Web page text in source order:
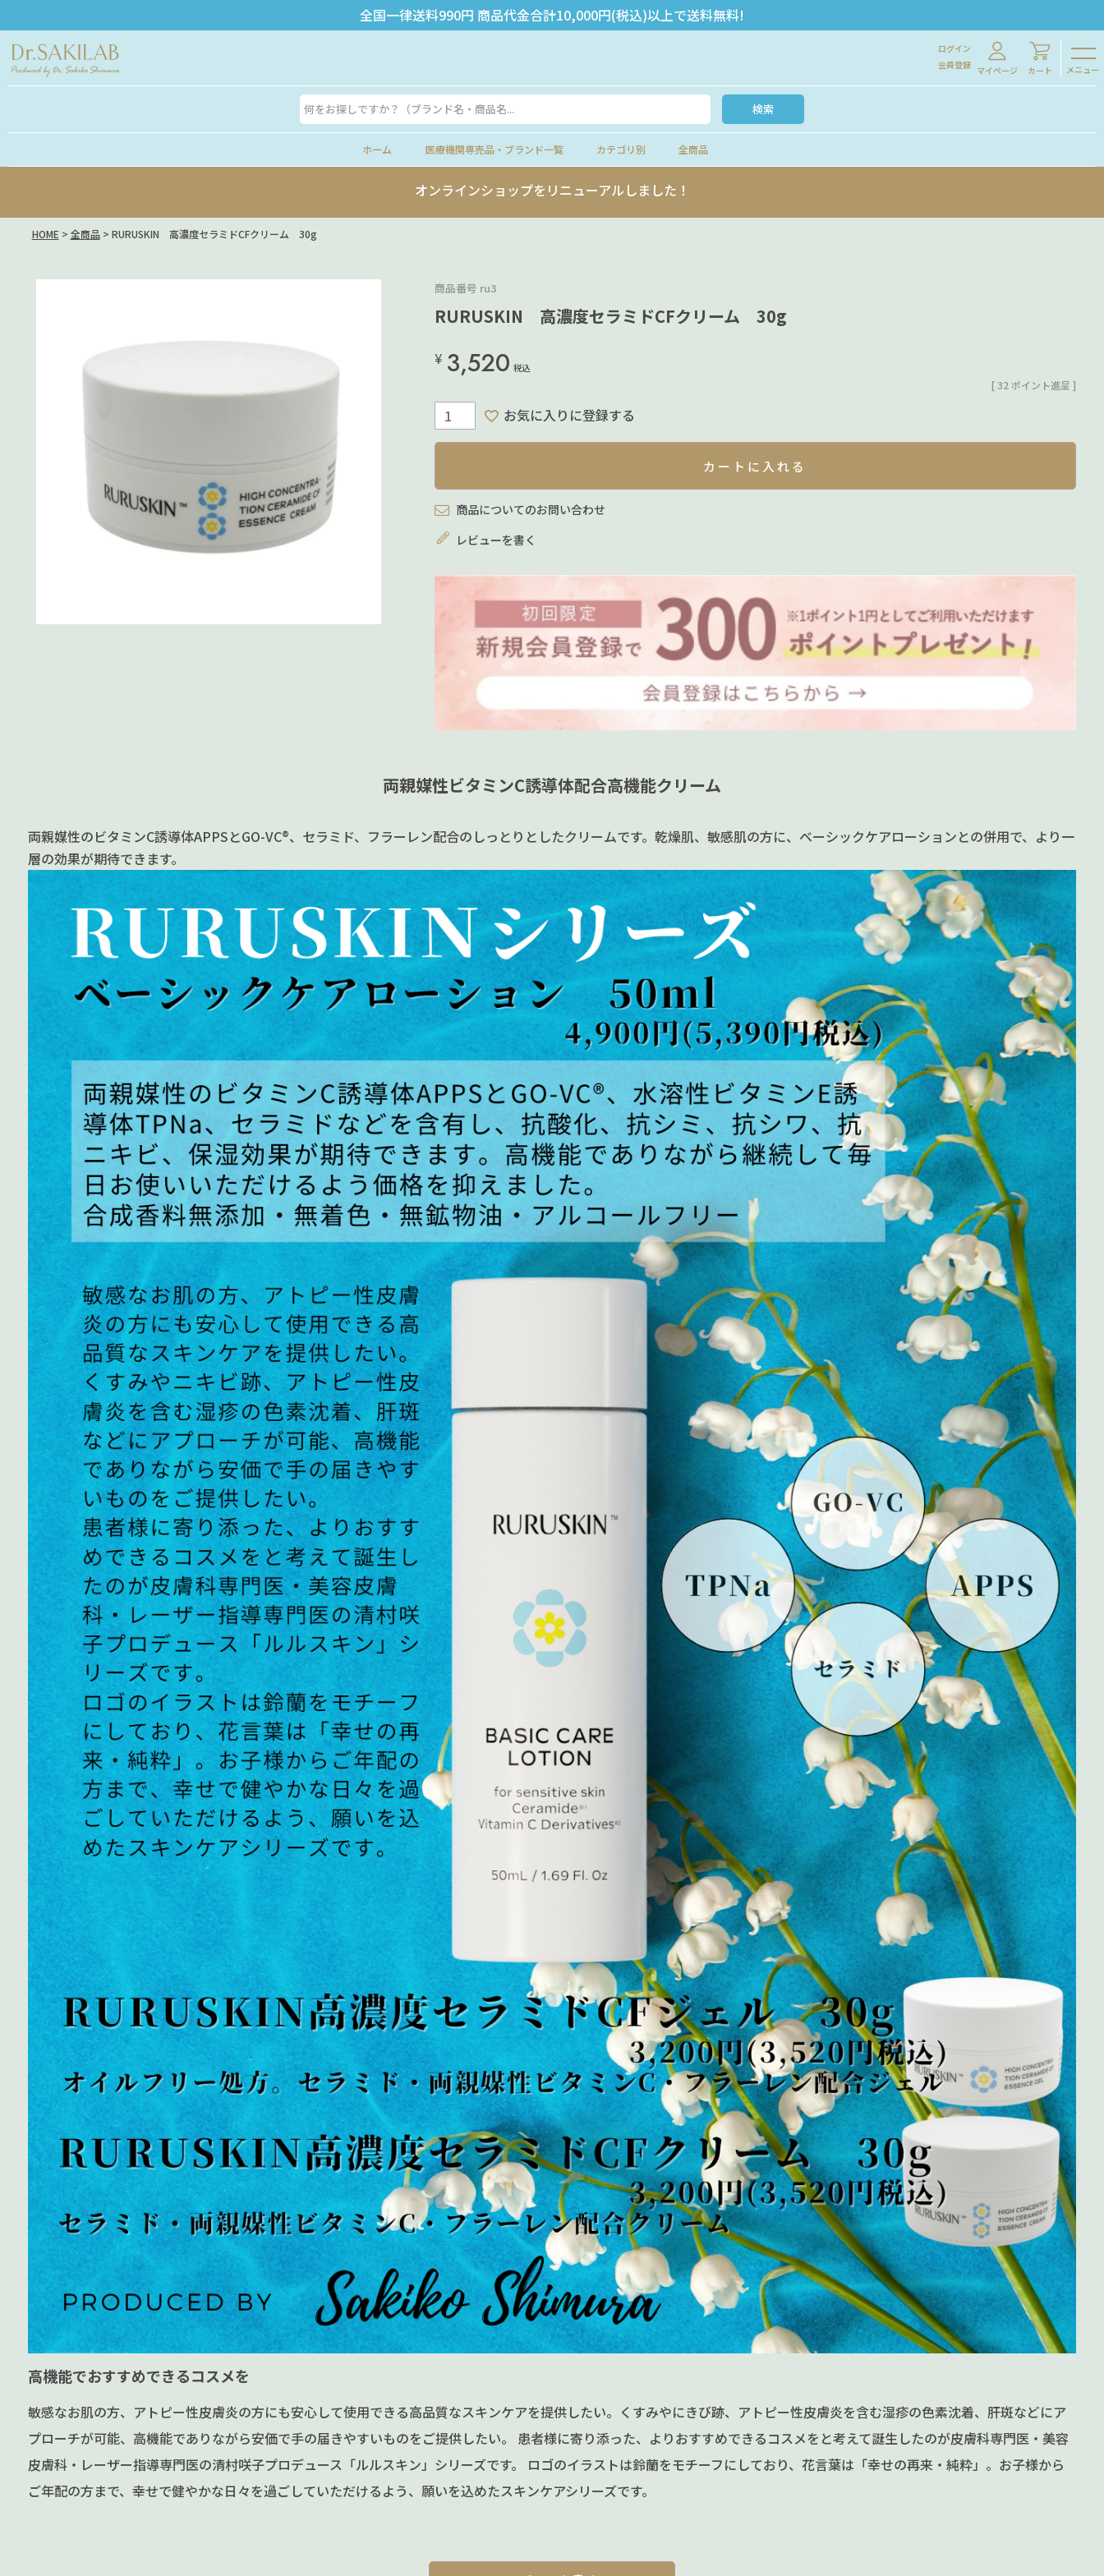
全国一律送料990円 商品代金合計10,000円(税込)以上で送料無料!
ログイン
会員登録 マイページ カート メニュー
検索
ホーム 医療機関専売品・ブランド一覧 カテゴリ別 全商品
オンラインショップをリニューアルしました！
HOME 全商品 RURUSKIN 高濃度セラミドCFクリーム 30g
商品番号 ru3
RURUSKIN 高濃度セラミドCFクリーム 30g
¥ 3,520 税込
[32 ポイント進呈 ]
お気に入りに登録する
カートに入れる
商品についてのお問い合わせ
レビューを書く
両親媒性ビタミンC誘導体配合高機能クリーム
両親媒性のビタミンC誘導体APPSとGO-VC®、セラミド、フラーレン配合のしっとりとしたクリームです。乾燥肌、敏感肌の方に、ベーシックケアローションとの併用で、より一
層の効果が期待できます。
高機能でおすすめできるコスメを
敏感なお肌の方、アトピー性皮膚炎の方にも安心して使用できる高品質なスキンケアを提供したい。くすみやにきび跡、アトピー性皮膚炎を含む湿疹の色素沈着、肝斑などにア
プローチが可能、高機能でありながら安価で手の届きやすいものをご提供したい。 患者様に寄り添った、よりおすすめできるコスメをと考えて誕生したのが皮膚科専門医・美容
皮膚科・レーザー指導専門医の清村咲子プロデュース「ルルスキン」シリーズです。 ロゴのイラストは鈴蘭をモチーフにしており、花言葉は「幸せの再来・純粋」。お子様から
ご年配の方まで、幸せで健やかな日々を過ごしていただけるよう、願いを込めたスキンケアシリーズです。